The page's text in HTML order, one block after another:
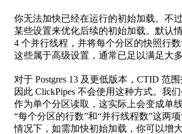
你无法加快已经在运行的初始加载。不
某些设置来优化后续的初始加载。默认
4 个并行线程，并将每个分区的快照行数
这些属于高级设置，通常已足以满足大
对于 Postgres 13 及更低版本，CTID 范
因此 ClickPipes 不会使用这种方式。我
作为单个分区读取，这实际上会变成单
“每个分区的行数”和“并行线程数”这两
情况下，如需加快初始加载，你可以增大